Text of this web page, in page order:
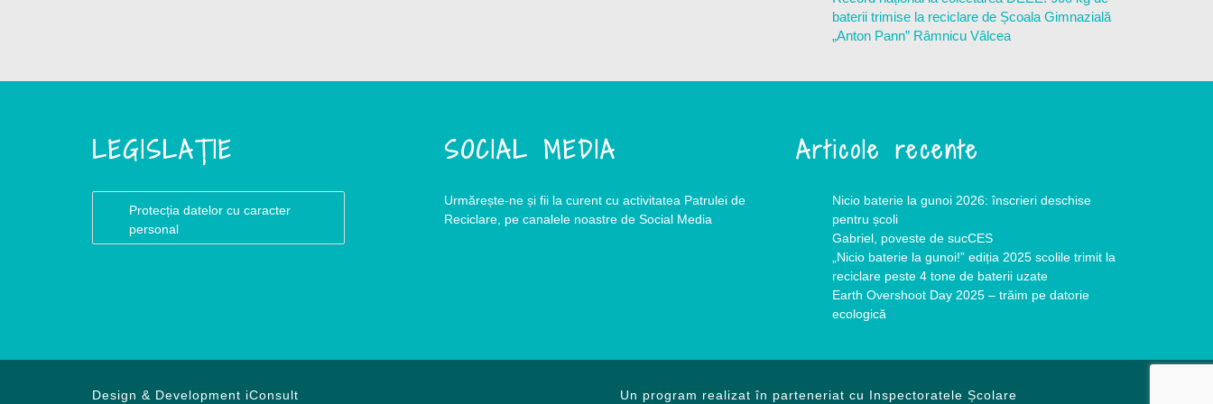
baterii trimise la reciclare de Școala Gimnazială
„Anton Pann” Râmnicu Vâlcea
LEGISLAȚIE
Protecția datelor cu caracter
personal
SOCIAL MEDIA
Urmărește-ne și fii la curent cu activitatea Patrulei de
Reciclare, pe canalele noastre de Social Media
Articole recente
Nicio baterie la gunoi 2026: înscrieri deschise
pentru școli
Gabriel, poveste de sucCES
„Nicio baterie la gunoi!” ediția 2025 scolile trimit la
reciclare peste 4 tone de baterii uzate
Earth Overshoot Day 2025 – trăim pe datorie
ecologică
Design & Development iConsult Un program realizat în parteneriat cu Inspectoratele Școlare